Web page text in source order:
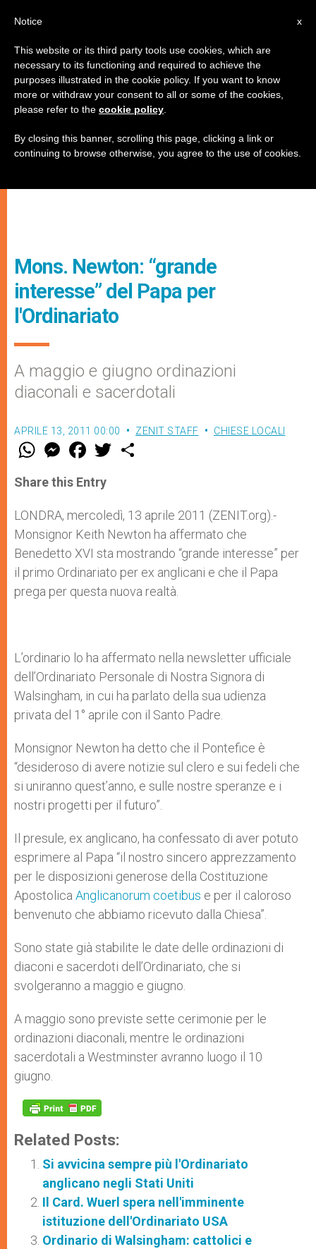
Mons. Newton: “grande
interesse” del Papa per
l'Ordinariato
A maggio e giugno ordinazioni
diaconali e sacerdotali
APRILE 13, 2011 00:00 ZENIT STAFF CHIESE LOCALI
W
t
s
p
p
M
e
s
e
g
e
r
F
a
e
b
o
k
w
r
Share this Entry
LONDRA, mercoledì, 13 aprile 2011 (ZENIT.org).-
Monsignor Keith Newton ha affermato che
Benedetto XVI sta mostrando “grande interesse” per
il primo Ordinariato per ex anglicani e che il Papa
prega per questa nuova realtà.
L’ordinario lo ha affermato nella newsletter ufficiale
dell’Ordinariato Personale di Nostra Signora di
Walsingham, in cui ha parlato della sua udienza
privata del 1° aprile con il Santo Padre.
Monsignor Newton ha detto che il Pontefice è
“desideroso di avere notizie sul clero e sui fedeli che
si uniranno quest’anno, e sulle nostre speranze e i
nostri progetti per il futuro”.
Il presule, ex anglicano, ha confessato di aver potuto
esprimere al Papa “il nostro sincero apprezzamento
per le disposizioni generose della Costituzione
Apostolica Anglicanorum coetibus e per il caloroso
benvenuto che abbiamo ricevuto dalla Chiesa”.
Sono state già stabilite le date delle ordinazioni di
diaconi e sacerdoti dell’Ordinariato, che si
svolgeranno a maggio e giugno.
A maggio sono previste sette cerimonie per le
ordinazioni diaconali, mentre le ordinazioni
sacerdotali a Westminster avranno luogo il 10
giugno.
Related Posts:
Si avvicina sempre più l'Ordinariato
anglicano negli Stati Uniti
Il Card. Wuerl spera nell'imminente
istituzione dell'Ordinariato USA
Ordinario di Walsingham: cattolici e
x
Notice
This website or its third party tools use cookies, which are
necessary to its functioning and required to achieve the
purposes illustrated in the cookie policy. If you want to know
more or withdraw your consent to all or some of the cookies,
please refer to the cookie policy
By closing this banner, scrolling this page, clicking a link or
continuing to browse otherwise, you agree to the use of cookies.